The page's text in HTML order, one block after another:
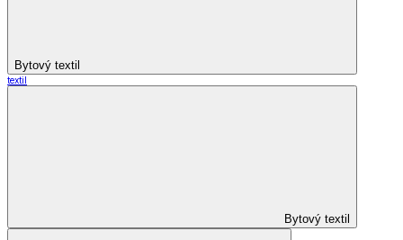
Bytový textil
textil
Bytový textil